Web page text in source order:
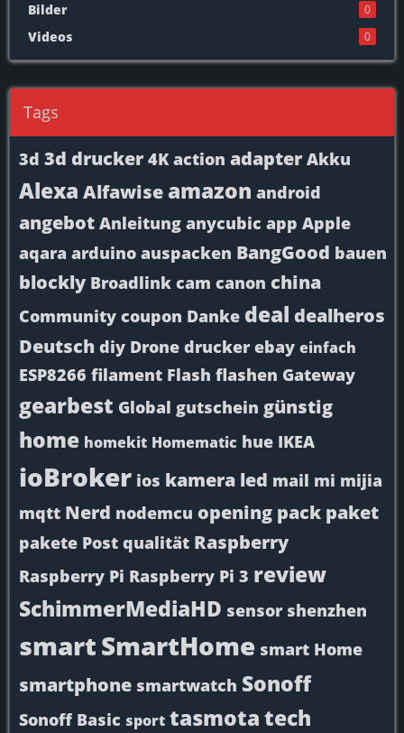
Bilder 0
Videos 0
Tags
3d 3d drucker 4K action adapter Akku
Alexa Alfawiseamazon android
angebot Anleitung anycubic app Apple
aqara arduino auspacken BangGood bauen
blockly Broadlink cam canon china
Community coupon Danke deal dealheros
Deutsch diy Drone drucker ebay einfach
ESP8266 filament Flash flashen Gateway
gearbest Global gutschein günstig
home homekit Homematic hue IKEA
ioBroker ios kamera led mail mi mijia
mqtt Nerd nodemcu opening pack paket
pakete Post qualität Raspberry
Raspberry Pi Raspberry Pi 3 review
SchimmerMediaHD sensor shenzhen
smartSmartHome smart Home
smartphone smartwatch Sonoff
Sonoff Basic sport tasmotatech